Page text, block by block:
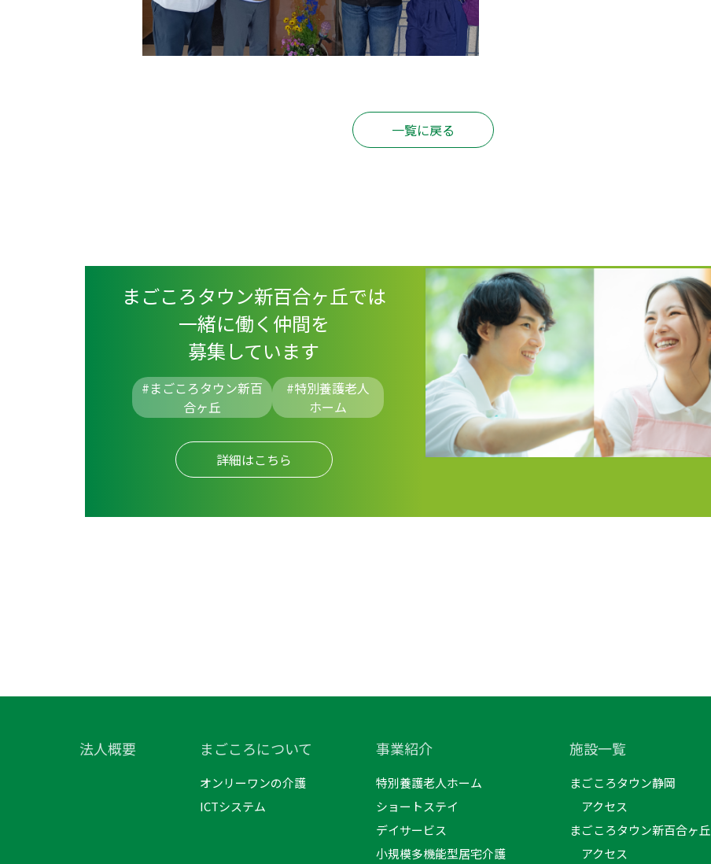
一覧に戻る
まごころタウン新百合ヶ丘では
一緒に働く仲間を
募集しています
#まごころタウン新百
合ヶ丘
#特別養護老人
ホーム
詳細はこちら
法人概要 まごころについて
オンリーワンの介護
ICTシステム
事業紹介
特別養護老人ホーム
ショートステイ
デイサービス
小規模多機能型居宅介護
施設一覧
まごころタウン静岡
アクセス
まごころタウン新百合ヶ丘
アクセス